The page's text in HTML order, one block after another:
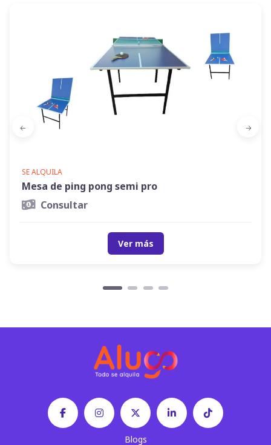
SE ALQUILA
Mesa de ping pong semi pro
Consultar
Ver más
Blogs